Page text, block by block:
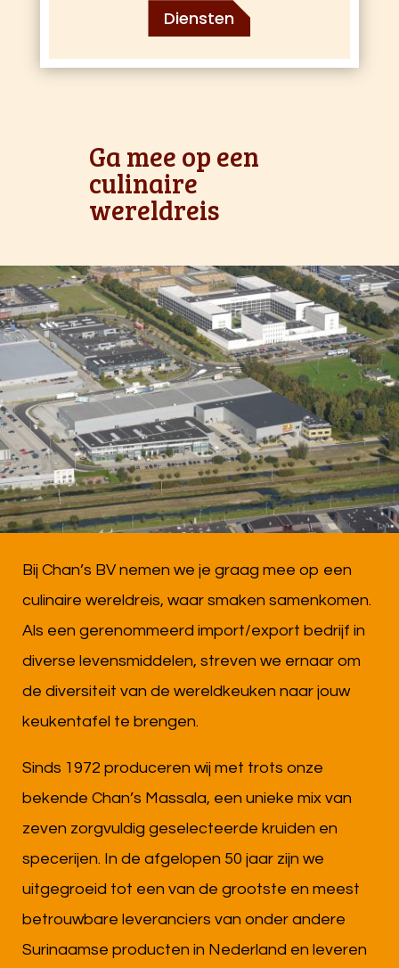
Diensten
Ga mee op een
culinaire
wereldreis
Bij Chan’s BV nemen we je graag mee op een
culinaire wereldreis, waar smaken samenkomen.
Als een gerenommeerd import/export bedrijf in
diverse levensmiddelen, streven we ernaar om
de diversiteit van de wereldkeuken naar jouw
keukentafel te brengen.
Sinds 1972 produceren wij met trots onze
bekende Chan’s Massala, een unieke mix van
zeven zorgvuldig geselecteerde kruiden en
specerijen. In de afgelopen 50 jaar zijn we
uitgegroeid tot een van de grootste en meest
betrouwbare leveranciers van onder andere
Surinaamse producten in Nederland en leveren